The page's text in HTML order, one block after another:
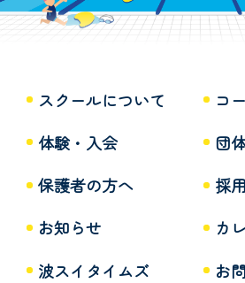
スクールについて
コ
体験・入会
団
保護者の方へ
採
お知らせ
カ
波スイタイムズ
お